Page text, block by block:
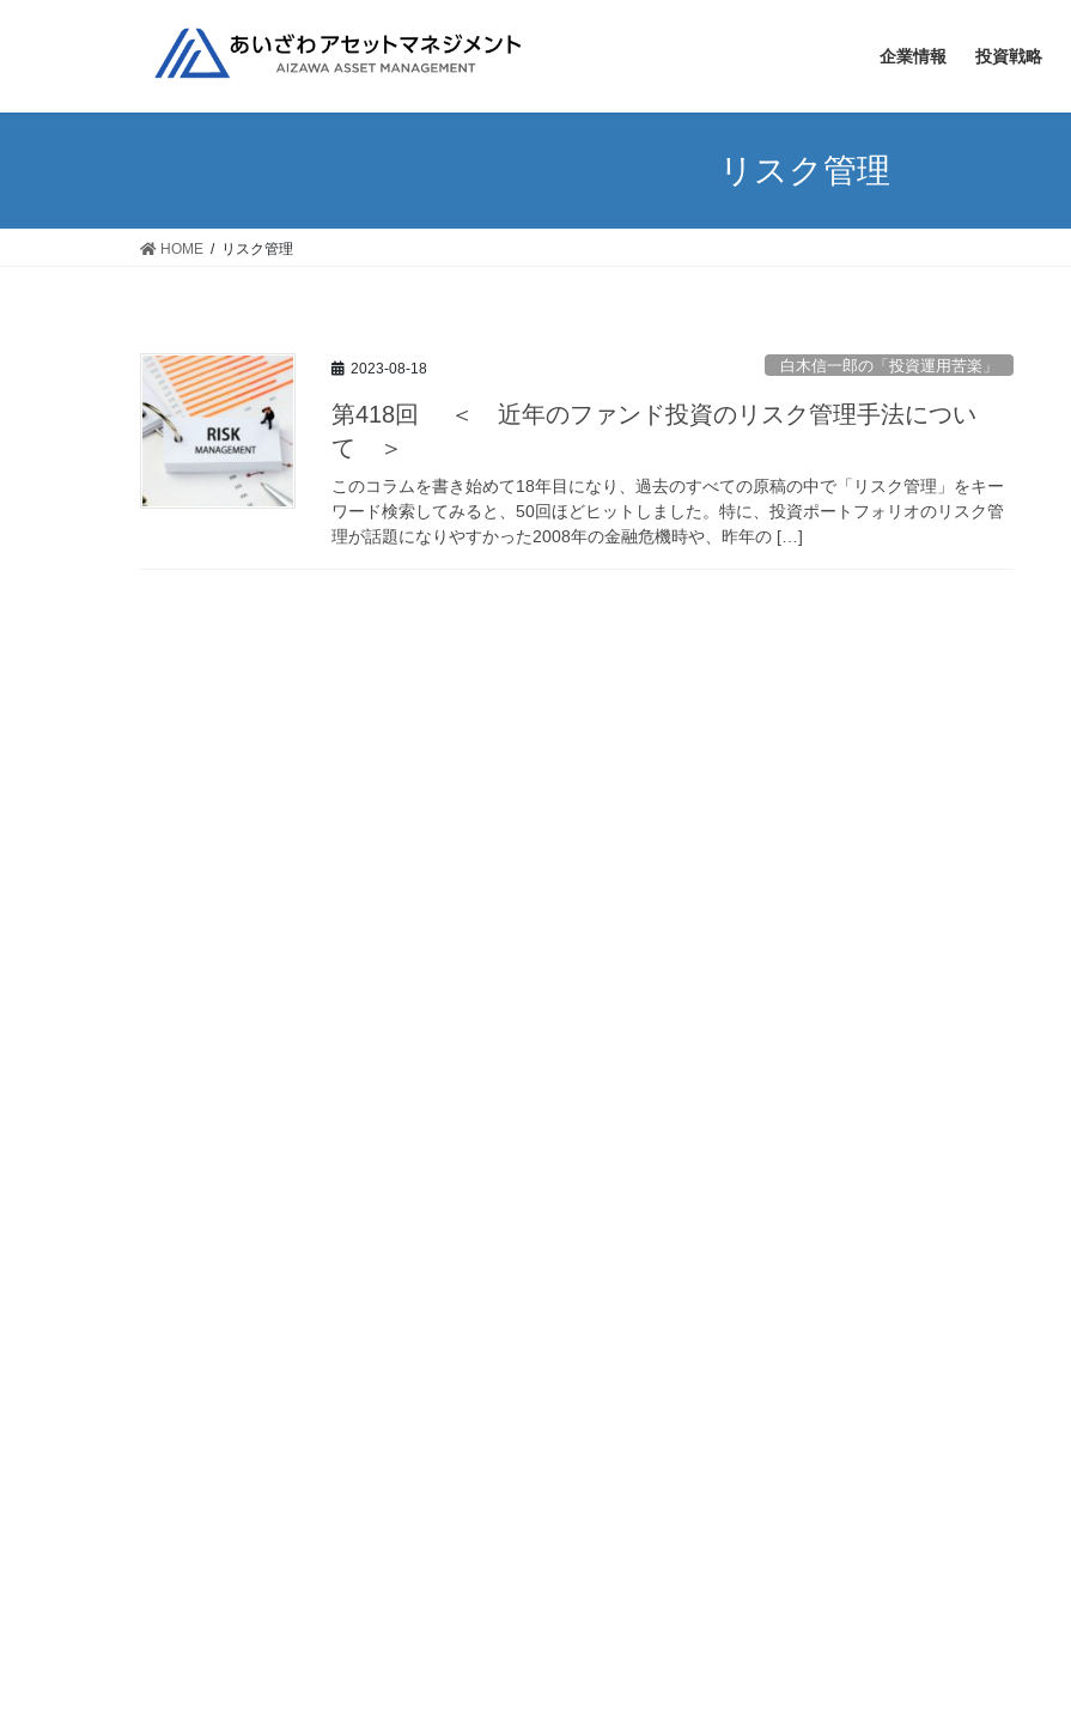
企業情報 投資戦略
リスク管理
HOME リスク管理
2023-08-18 白木信一郎の「投資運用苦楽」
第418回 ＜ 近年のファンド投資のリスク管理手法につい
て ＞
このコラムを書き始めて18年目になり、過去のすべての原稿の中で「リスク管理」をキー
ワード検索してみると、50回ほどヒットしました。特に、投資ポートフォリオのリスク管
理が話題になりやすかった2008年の金融危機時や、昨年の […]